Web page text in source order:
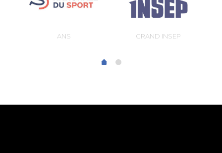
ANS GRAND INSEP